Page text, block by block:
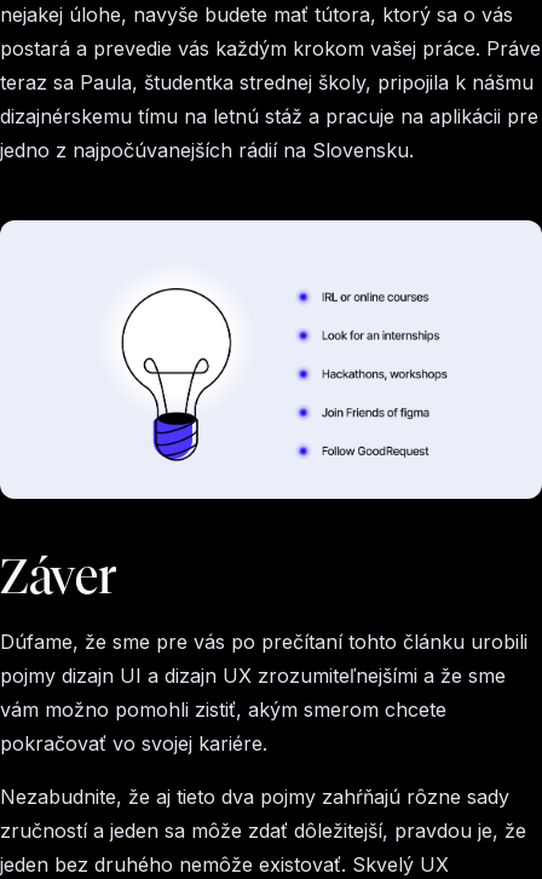
nejakej úlohe, navyše budete mať tútora, ktorý sa o vás
postará a prevedie vás každým krokom vašej práce. Práve
teraz sa Paula, študentka strednej školy, pripojila k nášmu
dizajnérskemu tímu na letnú stáž a pracuje na aplikácii pre
jedno z najpočúvanejších rádií na Slovensku.
Záver
Dúfame, že sme pre vás po prečítaní tohto článku urobili
pojmy dizajn UI a dizajn UX zrozumiteľnejšími a že sme
vám možno pomohli zistiť, akým smerom chcete
pokračovať vo svojej kariére.
Nezabudnite, že aj tieto dva pojmy zahŕňajú rôzne sady
zručností a jeden sa môže zdať dôležitejší, pravdou je, že
jeden bez druhého nemôže existovať. Skvelý UX